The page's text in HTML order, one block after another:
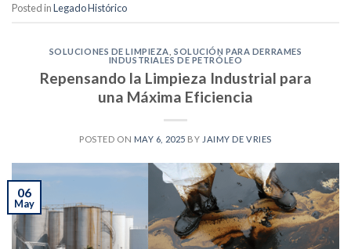
Posted inLegado Histórico
SOLUCIONES DE LIMPIEZA ,SOLUCIÓN PARA DERRAMES
INDUSTRIALES DE PETRÓLEO
Repensando la Limpieza Industrial para
una Máxima Eficiencia
POSTED ON MAY 6, 2025 BY JAIMY DE VRIES
06
May